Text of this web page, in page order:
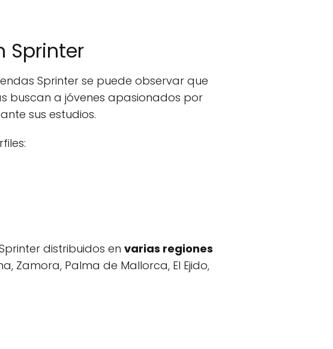
Sprinter
Sprinter se puede observar que
buscan a jóvenes apasionados por
sus estudios.
distribuidos en varias regiones
Zamora, Palma de Mallorca, El Ejido,